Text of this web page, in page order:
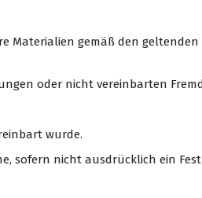
Materialien gemäß den geltenden
oder nicht vereinbarten
wurde.
sofern nicht ausdrücklich ein